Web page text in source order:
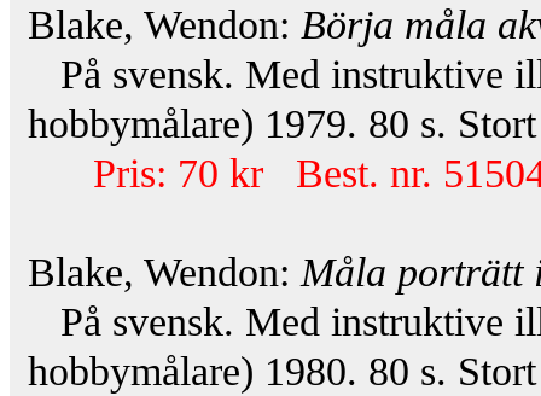
Blake, Wendon: Börja måla
På svensk. Med instruktive
hobbymålare) 1979. 80 s.
Pris: 70 kr Best. nr.
Blake, Wendon: Måla porträtt
På svensk. Med instruktive
hobbymålare) 1980. 80 s.